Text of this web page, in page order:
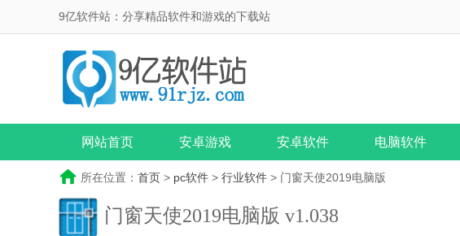
9亿软件站：分享精品软件和游戏的下载站
网站首页 安卓游戏 安卓软件 电脑软件
所在位置： 首页 > pc软件 > 行业软件 > 门窗天使2019电脑版
门窗天使2019电脑版 v1.038